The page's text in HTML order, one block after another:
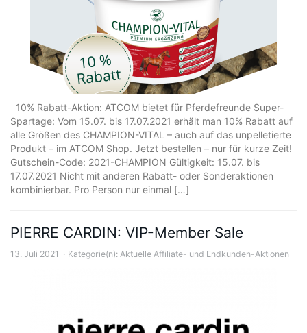
10% Rabatt-Aktion: ATCOM bietet für Pferdefreunde Super-
Spartage: Vom 15.07. bis 17.07.2021 erhält man 10% Rabatt auf
alle Größen des CHAMPION-VITAL – auch auf das unpelletierte
Produkt – im ATCOM Shop. Jetzt bestellen – nur für kurze Zeit!
Gutschein-Code: 2021-CHAMPION Gültigkeit: 15.07. bis
17.07.2021 Nicht mit anderen Rabatt- oder Sonderaktionen
kombinierbar. Pro Person nur einmal […]
PIERRE CARDIN: VIP-Member Sale
13. Juli 2021 Kategorie(n): Aktuelle Affiliate- und Endkunden-Aktionen